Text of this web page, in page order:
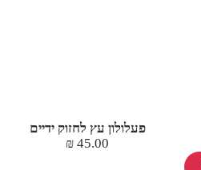
פעלולון עץ לחזוק ידיים
45.00
₪